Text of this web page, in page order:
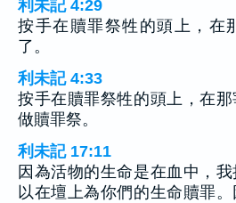
利未記 4:29
按手在贖罪祭牲的頭上，在
了。
利未記 4:33
按手在贖罪祭牲的頭上，在
做贖罪祭。
利未記 17:11
因為活物的生命是在血中，
以在壇上為你們的生命贖罪